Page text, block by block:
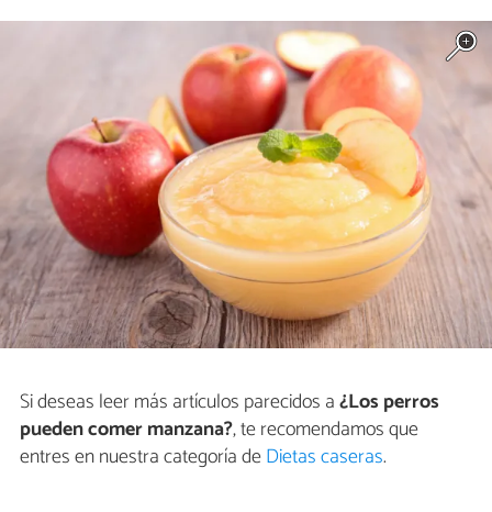
Si deseas leer más artículos parecidos a¿Los perros
pueden comer manzana?, te recomendamos que
entres en nuestra categoría deDietas caseras.